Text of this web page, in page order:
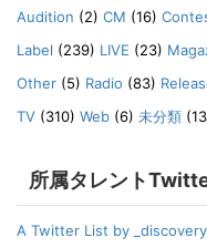
Audition (2) CM (16)
Label (239) LIVE (23)
Other (5) Radio (83)
TV (310) Web (6) 未分類
所属タレント
A Twitter List by